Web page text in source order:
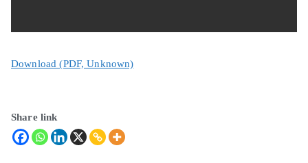
Download (PDF, Unknown)
Share link